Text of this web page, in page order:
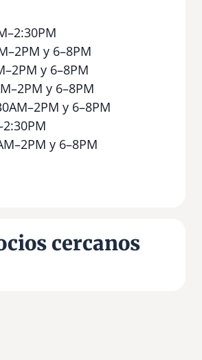
y 6–8PM
y 6–8PM
y 6–8PM
y 6–8PM
y 6–8PM
cercanos